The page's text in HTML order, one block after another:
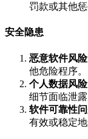
罚款或其他惩
安全隐患
恶意软件风险
他危险程序。
个人数据风险
细节面临泄露
软件可靠性
有效或稳定地